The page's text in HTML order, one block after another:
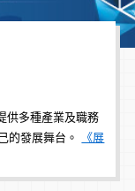
供多種產業及職務
的發展舞台。
《展